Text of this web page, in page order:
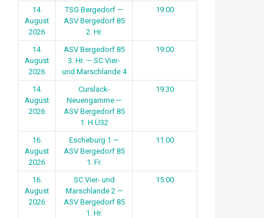
14.
August
2026
TSG Bergedorf —
ASV Bergedorf 85
2. Hr.
19:00
14.
August
2026
ASV Bergedorf 85
3. Hr. — SC Vier-
und Marschlande 4
19:00
14.
August
2026
Curslack-
Neuengamme —
ASV Bergedorf 85
1. H Ü32
19:30
16.
August
2026
Escheburg 1 —
ASV Bergedorf 85
1. Fr.
11:00
16.
August
2026
SC Vier- und
Marschlande 2 —
ASV Bergedorf 85
1. Hr.
15:00